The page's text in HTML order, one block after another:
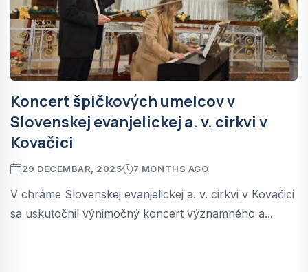
Koncert špičkových umelcov v
Slovenskej evanjelickej a. v. cirkvi v
Kovačici
29 DECEMBAR, 2025 7 MONTHS AGO
V chráme Slovenskej evanjelickej a. v. cirkvi v Kovačici
sa uskutočnil výnimočný koncert významného a...